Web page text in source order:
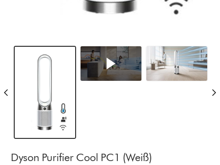
Dyson Purifier Cool PC1 (Weiß)